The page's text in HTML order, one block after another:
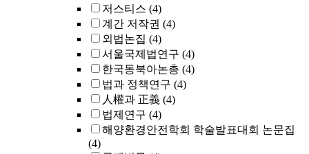
저스티스 (4)
계간 저작권 (4)
외법논집 (4)
서울국제법연구 (4)
한국동북아논총 (4)
법과 정책연구 (4)
人權과 正義 (4)
법제연구 (4)
해양환경안전학회 학술발표대회 논문집
(4)